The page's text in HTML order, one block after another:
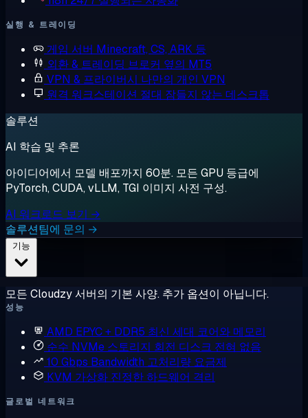
실행 & 트레이딩
게임 서버 Minecraft, CS, ARK 등
외환 & 트레이딩 브로커 옆의 MT5
VPN & 프라이버시 나만의 개인 VPN
원격 워크스테이션 절대 잠들지 않는 데스크톱
솔루션
AI 학습 및 추론
아이디어에서 모델 배포까지 60분. 모든 GPU 등급에
PyTorch, CUDA, vLLM, TGI 이미지 사전 구성.
AI 워크로드 보기 →
솔루션팀에 문의 →
모든 Cloudzy 서버의 기본 사양. 추가 옵션이 아닙니다.
성능
AMD EPYC + DDR5 최신 세대 코어와 메모리
순수 NVMe 스토리지 회전 디스크 전혀 없음
10 Gbps Bandwidth 고처리량 요금제
KVM 가상화 진정한 하드웨어 격리
글로벌 네트워크